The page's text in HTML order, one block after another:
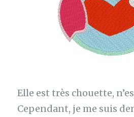
Elle est très chouette,
Cependant, je me suis